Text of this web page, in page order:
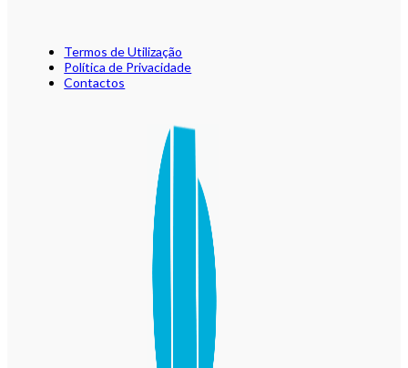
Termos de Utilização
Política de Privacidade
Contactos